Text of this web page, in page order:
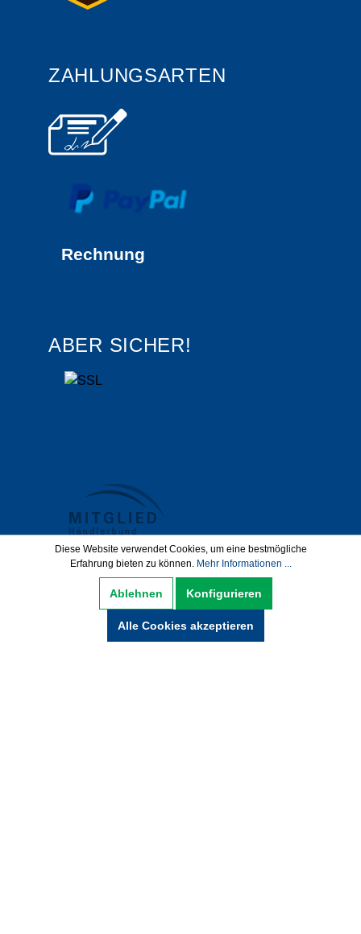
ZAHLUNGSARTEN
Rechnung
ABER SICHER!
Datenschutz AGB
Impressum
Hinweise zur Batterieentsorgung
Diese Website verwendet Cookies, um eine bestmögliche
Erfahrung bieten zu können. Mehr Informationen ...
Ablehnen Konfigurieren
Alle Cookies akzeptieren